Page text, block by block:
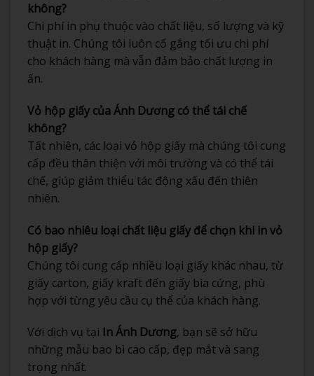
không?
Chi phí in phụ thuộc vào chất liệu, số lượng và kỹ
thuật in. Chúng tôi luôn cố gắng tối ưu chi phí
cho khách hàng mà vẫn đảm bảo chất lượng in
ấn.
Vỏ hộp giấy của Ánh Dương có thể tái chế
không?
Tất nhiên, các loại vỏ hộp giấy mà chúng tôi cung
cấp đều thân thiện với môi trường và có thể tái
chế, giúp giảm thiểu tác động xấu đến thiên
nhiên.
Có bao nhiêu loại chất liệu giấy để chọn khi in vỏ
hộp giấy?
Chúng tôi cung cấp nhiều loại giấy khác nhau, từ
giấy carton, giấy kraft đến giấy bìa cứng, phù
hợp với từng yêu cầu cụ thể của khách hàng.
Với dịch vụ tại In Ánh Dương, bạn sẽ sở hữu
những mẫu bao bì cao cấp, đẹp mắt và sang
trọng nhất.